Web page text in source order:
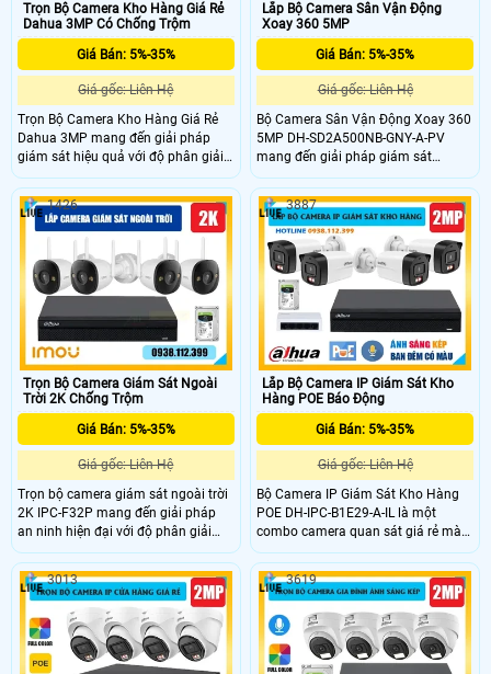
Trọn Bộ Camera Kho Hàng Giá Rẻ
Dahua 3MP Có Chống Trộm
Giá Bán: 5%-35%
Giá gốc: Liên Hệ
Trọn Bộ Camera Kho Hàng Giá Rẻ
Dahua 3MP mang đến giải pháp
giám sát hiệu quả với độ phân giải
3MP cho hình ảnh sắc nét, độ chi
tiết cao. Nổi bật với công nghệ ánh
sáng kép thông minh IR và Warm
Light, hỗ trợ tầm nhìn ban đêm đến
30m cùng ba chế độ quan sát: hồng
ngoại, ánh sáng trắng và thông
minh, đồng thời hỗ trợ phát hiện con
người và phương tiện.
Lắp Bộ Camera Sân Vận Động
Xoay 360 5MP
Giá Bán: 5%-35%
Giá gốc: Liên Hệ
Bộ Camera Sân Vận Động Xoay 360
5MP DH-SD2A500NB-GNY-A-PV
mang đến giải pháp giám sát
chuyên nghiệp với cảm biến
STARVIS™ CMOS 1/2.8 độ phân giải
5MP, cho hình ảnh sắc nét. Camera
hỗ trợ quay quét 360°, đàm thoại 2
chiều, cảnh báo chủ động bằng loa
và đèn. Công nghệ SMD 3.0, Human
Detection, IP66 giúp hoạt động ổn
định ngoài trời, phù hợp cho sân
vận động và khu vực rộng lớn.
Trọn Bộ Camera Giám Sát Ngoài
Trời 2K Chống Trộm
Giá Bán: 5%-35%
Giá gốc: Liên Hệ
Trọn bộ camera giám sát ngoài trời
2K IPC-F32P mang đến giải pháp
an ninh hiện đại với độ phân giải
3MP sắc nét, cảm biến CMOS tiên
tiến và ống kính 2.8mm góc rộng
100°. Hỗ trợ H.265, chế độ ngày
đêm, HDR chống ngược sáng và
tầm nhìn hồng ngoại 30m. Camera
tích hợp mic thu âm, phát hiện
chuyển động – con người, lưu trữ
1426
Lắp Bộ Camera IP Giám Sát Kho
Hàng POE Báo Động
Giá Bán: 5%-35%
Giá gốc: Liên Hệ
Bộ Camera IP Giám Sát Kho Hàng
POE DH-IPC-B1E29-A-IL là một
combo camera quan sát giá rẻ mà
chất lượng, cung cấp hình ảnh giám
sát sắc nét với độ phân giải 2.0MP,
camera còn hỗ trợ thêm mic giúp
ghi âm rõ ràng, chân thực. Ngoài ra
camera còn mang lại công nghệ
ánh sáng kép thông minh phát hiện
người sáng đèn đảm bảo an ninh
3887
3013 3619